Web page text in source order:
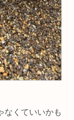
なくていいかも